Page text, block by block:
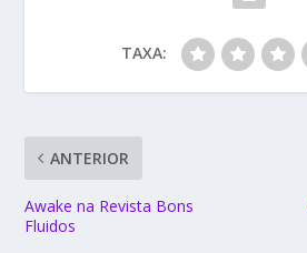
TAXA:
ANTERIOR
Awake na Revista Bons
Fluidos